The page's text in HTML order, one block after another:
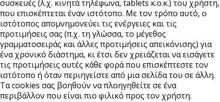
συσκευές (λ.χ. κινητά τηλέφωνα, tablets κ.ο.κ.) του χρήστη,
που επισκέπτεται έναν ιστότοπο. Με τον τρόπο αυτό, ο
ιστότοπος απομνημονεύει τις ενέργειες και τις
προτιμήσεις σας (π.χ. τη γλώσσα, το μέγεθος
γραμματοσειράς και άλλες προτιμήσεις απεικόνισης) για
ένα χρονικό διάστημα, κι έτσι δεν χρειάζεται να εισάγετε
τις προτιμήσεις αυτές κάθε φορά που επισκέπτεστε τον
ιστότοπο ή όταν περιηγείστε από μια σελίδα του σε άλλη.
Τα cookies σας βοηθούν να πλοηγηθείτε σε ένα
περιβάλλον που είναι πιο φιλικό προς τον χρήστη.